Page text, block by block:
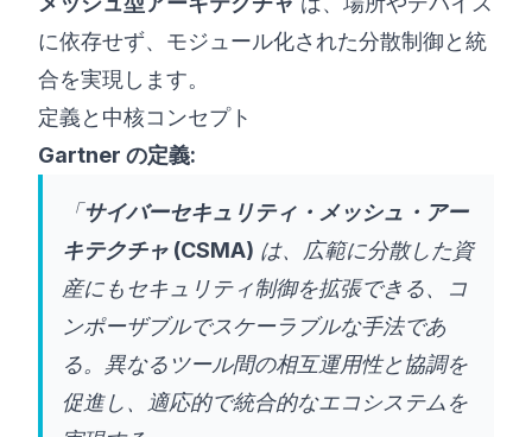
に依存せず、モジュール化された分散制御と統
合を実現します。
定義と中核コンセプト
Gartner の定義:
「 サイバーセキュリティ・メッシュ・アー
キテクチャ (CSMA) は、広範に分散した資
産にもセキュリティ制御を拡張できる、コ
ンポーザブルでスケーラブルな手法であ
る。異なるツール間の相互運用性と協調を
促進し、適応的で統合的なエコシステムを